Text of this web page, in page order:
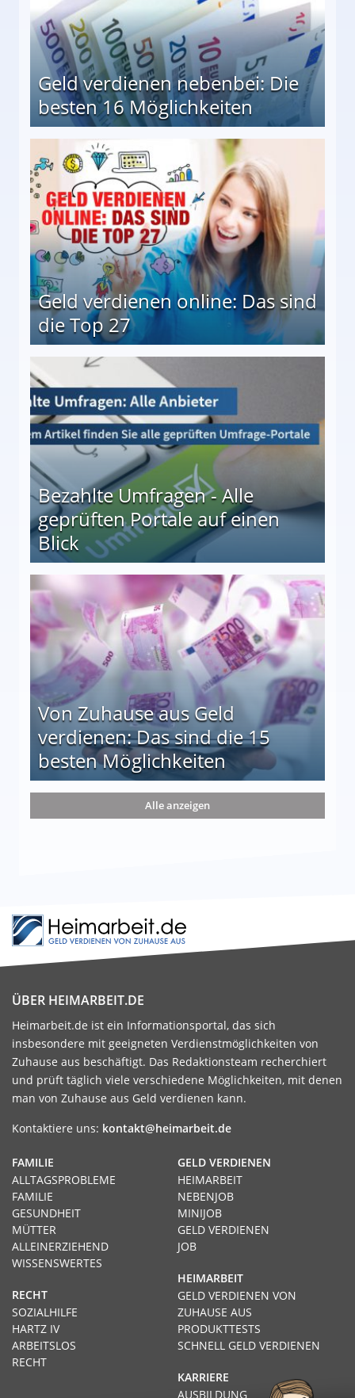
Geld verdienen nebenbei: Die
besten 16 Möglichkeiten
Geld verdienen online: Das sind
die Top 27
Bezahlte Umfragen - Alle
geprüften Portale auf einen
Blick
auf einen Blick
Von Zuhause aus Geld
verdienen: Das sind die 15
besten Möglichkeiten
die 15 besten Möglichkeiten
Alle anzeigen
ÜBER HEIMARBEIT.DE
Heimarbeit.de ist ein Informationsportal, das sich
insbesondere mit geeigneten Verdienstmöglichkeiten von
Zuhause aus beschäftigt. Das Redaktionsteam recherchiert
und prüft täglich viele verschiedene Möglichkeiten, mit denen
man von Zuhause aus Geld verdienen kann.
Kontaktiere uns: kontakt@heimarbeit.de
GELD VERDIENEN
HEIMARBEIT
NEBENJOB
MINIJOB
GELD VERDIENEN
JOB
HEIMARBEIT
GELD VERDIENEN VON
ZUHAUSE AUS
PRODUKTTESTS
SCHNELL GELD VERDIENEN
KARRIERE
AUSBILDUNG
FAMILIE
ALLTAGSPROBLEME
FAMILIE
GESUNDHEIT
MÜTTER
ALLEINERZIEHEND
WISSENSWERTES
RECHT
SOZIALHILFE
HARTZ IV
ARBEITSLOS
RECHT